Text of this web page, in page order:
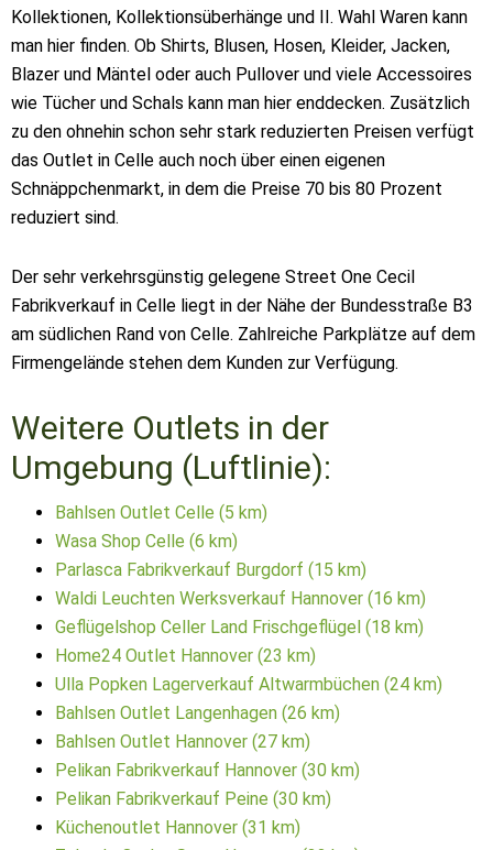
Kollektionen, Kollektionsüberhänge und II. Wahl Waren kann
man hier finden. Ob Shirts, Blusen, Hosen, Kleider, Jacken,
Blazer und Mäntel oder auch Pullover und viele Accessoires
wie Tücher und Schals kann man hier enddecken. Zusätzlich
zu den ohnehin schon sehr stark reduzierten Preisen verfügt
das Outlet in Celle auch noch über einen eigenen
Schnäppchenmarkt, in dem die Preise 70 bis 80 Prozent
reduziert sind.
Der sehr verkehrsgünstig gelegene Street One Cecil
Fabrikverkauf in Celle liegt in der Nähe der Bundesstraße B3
am südlichen Rand von Celle. Zahlreiche Parkplätze auf dem
Firmengelände stehen dem Kunden zur Verfügung.
Weitere Outlets in der
Umgebung (Luftlinie):
Bahlsen Outlet Celle (5 km)
Wasa Shop Celle (6 km)
Parlasca Fabrikverkauf Burgdorf (15 km)
Waldi Leuchten Werksverkauf Hannover (16 km)
Geflügelshop Celler Land Frischgeflügel (18 km)
Home24 Outlet Hannover (23 km)
Ulla Popken Lagerverkauf Altwarmbüchen (24 km)
Bahlsen Outlet Langenhagen (26 km)
Bahlsen Outlet Hannover (27 km)
Pelikan Fabrikverkauf Hannover (30 km)
Pelikan Fabrikverkauf Peine (30 km)
Küchenoutlet Hannover (31 km)